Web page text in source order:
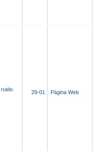
29-01 Página Web